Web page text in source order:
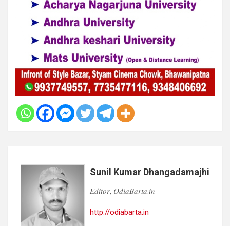
Sunil Kumar Dhangadamajhi
𝐸𝑑𝑖𝑡𝑜𝑟, 𝑂𝑑𝑖𝑎𝐵𝑎𝑟𝑡𝑎.𝑖𝑛
http://odiabarta.in